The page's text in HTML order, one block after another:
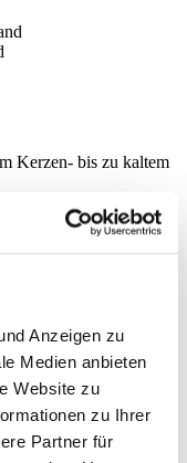
Anzeigen zu
Medien anbieten
Website zu
zu Ihrer
Partner für
Kerzen- bis zu kaltem
leuchtet das Gesicht